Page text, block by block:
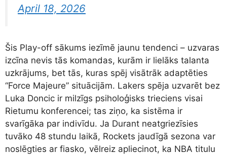
April 18, 2026
Šis Play-off sākums iezīmē jaunu tendenci – uzvaras
izcīna nevis tās komandas, kurām ir lielāks talanta
uzkrājums, bet tās, kuras spēj visātrāk adaptēties
“Force Majeure” situācijām. Lakers spēja uzvarēt bez
Luka Doncic ir milzīgs psiholoģisks trieciens visai
Rietumu konferencei; tas ziņo, ka sistēma ir
svarīgāka par indivīdu. Ja Durant neatgriezīsies
tuvāko 48 stundu laikā, Rockets jaudīgā sezona var
noslēgties ar fiasko, vēlreiz apliecinot, ka NBA titulu